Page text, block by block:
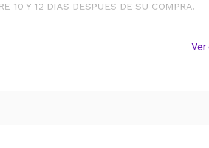
10 Y 12 DIAS DESPUES DE SU COMPRA.
Ver